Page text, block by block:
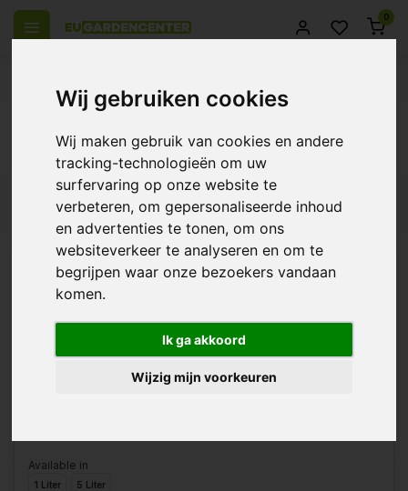
Wij gebruiken cookies
Wij maken gebruik van cookies en andere
tracking-technologieën om uw
surfervaring op onze website te
verbeteren, om gepersonaliseerde inhoud
en advertenties te tonen, om ons
websiteverkeer te analyseren en om te
begrijpen waar onze bezoekers vandaan
komen.
Ik ga akkoord
Wijzig mijn voorkeuren
0
Products tagged with Ferro Bio Crop
€14,60
Available in
1 Liter 5 Liter